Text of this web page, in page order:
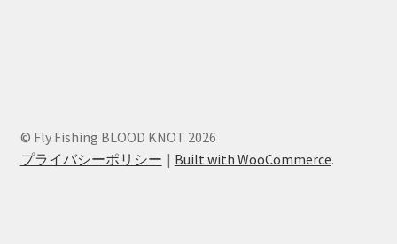
© Fly Fishing BLOOD KNOT 2026
プライバシーポリシー
Built with WooCommerce.